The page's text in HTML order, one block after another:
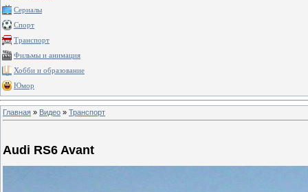
Сериалы
Спорт
Транспорт
Фильмы и анимация
Хобби и образование
Юмор
Главная » Видео » Транспорт
Audi RS6 Avant